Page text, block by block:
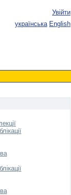
Увійти
українська English